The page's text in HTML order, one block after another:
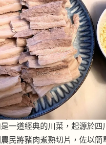
一道經典的川菜，起源於四
民將豬肉煮熟切片，佐以簡